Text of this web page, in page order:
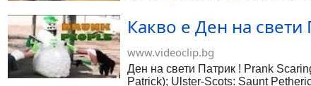
има грандиозен парад с маски и
театрални и циркови програми,
Какво е Ден на
www.videoclip.bg
Ден на свети Патрик ! Prank
Patrick); Ulster-Scots: Saunt